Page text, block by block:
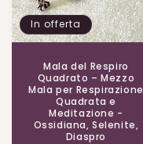
In offerta
Mala del Respiro
Quadrato – Mezzo
Mala per Respirazione
Quadrata e
Meditazione -
Ossidiana, Selenite,
Diaspro